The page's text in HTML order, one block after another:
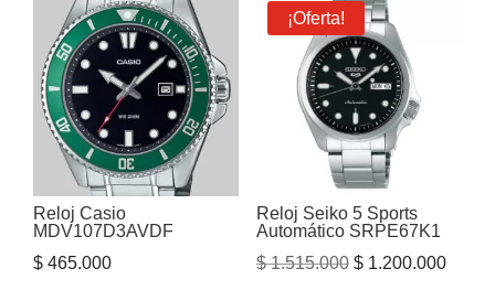
Reloj Casio
MDV107D3AVDF
$ 465.000
¡Oferta!
Reloj Seiko 5 Sports
Automático SRPE67K1
$1.515.000 El
$1.200.000El